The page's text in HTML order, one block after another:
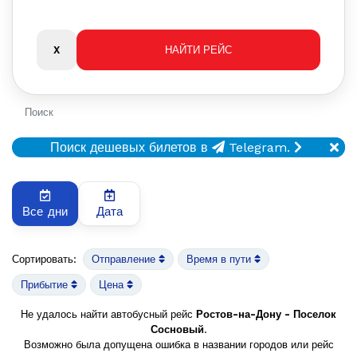
Поиск
Поиск дешевых билетов в Telegram.
Все дни Дата
Сортировать: Отправление Время в пути
Прибытие Цена
Не удалось найти автобусный рейс Ростов-на-Дону - Поселок
Сосновый.
Возможно была допущена ошибка в названии городов или рейс